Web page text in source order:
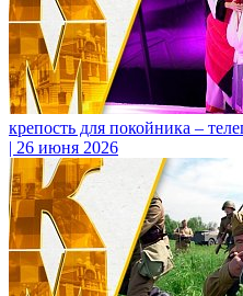
крепость для покойника –
| 26 июня 2026